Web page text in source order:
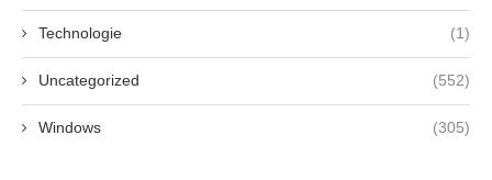
Technologie (1)
Uncategorized (552)
Windows (305)